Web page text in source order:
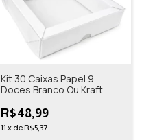
Kit 30 Caixas Papel 9
Doces Branco Ou Kraft
R$48,99
11 x de R$5,37